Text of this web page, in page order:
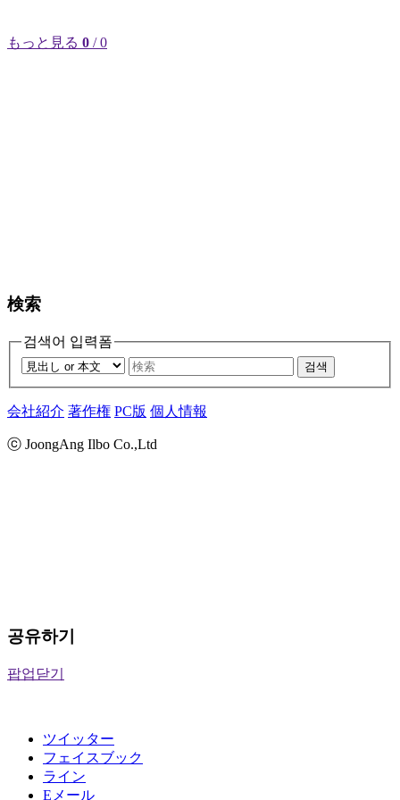
もっと見る 0 / 0
検索
검색어 입력폼
검색
会社紹介 著作権 PC版 個人情報
ⓒ JoongAng Ilbo Co.,Ltd
공유하기
팝업닫기
ツイッター
フェイスブック
ライン
Eメール